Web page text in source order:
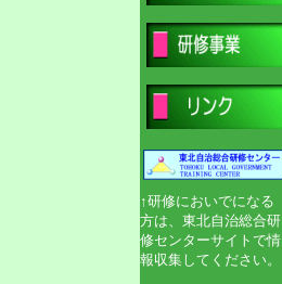
↑研修においでになる
方は、東北自治総合研
修センターサイトで情
報収集してください。